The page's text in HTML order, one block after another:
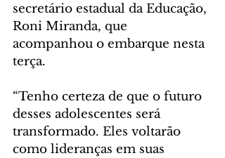
secretário estadual da Educação,
Roni Miranda, que
acompanhou o embarque nesta
terça.
“Tenho certeza de que o futuro
desses adolescentes será
transformado. Eles voltarão
como lideranças em suas